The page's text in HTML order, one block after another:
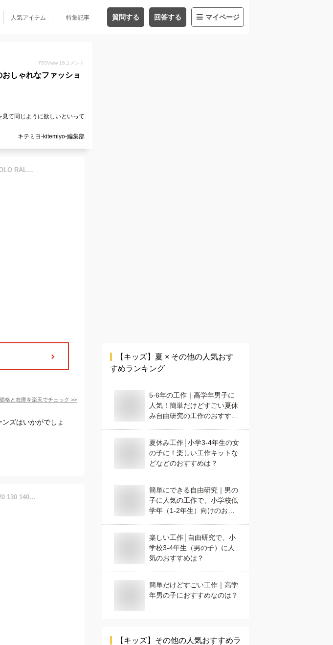
人気アイテム 特集記事 質問する 回答する マイページ
753View 16 コメント
しゃれなファッショ
て同じように欲しいといって
キテミヨ-kitemiyo-編集部
ポロ ラルフローレン キッズ ジーンズ ボーイズ 子供服 正規品 POLO RALPH LAUREN CHILDREN ジーパン RL Skinny Fit Jean #21589336 ベルト無し GREEN D20S30
価格と在庫を楽天でチェック >>
ズはいかがでしょ
子供服 女の子 ワンピース ビビットカラープリーツワンピース 120 130 140 150cm (8236-7307)CHOPIN/ショパン[子ども服 キッズ ジュニア かわいい お出かけ 結婚式 発表会 夏 夏服 赤 緑 レッド グリーン]
【キッズ】 夏 × その他の人気おす
すめランキング
5-6年の工作｜高学年男子に
人気！簡単だけどすごい夏休
み自由研究の工作のおすすめ
夏休み工作│小学3-4年生の女
の子に！楽しい工作キットな
どなどのおすすめは？
簡単にできる自由研究｜男の
子に人気の工作で、小学校低
学年（1-2年生）向けのおす
楽しい工作│自由研究で、小
学校3-4年生（男の子）に人
気のおすすめは？
簡単だけどすごい工作｜高学
年男の子におすすめなのは？
【キッズ】 その他の人気おすすめラ